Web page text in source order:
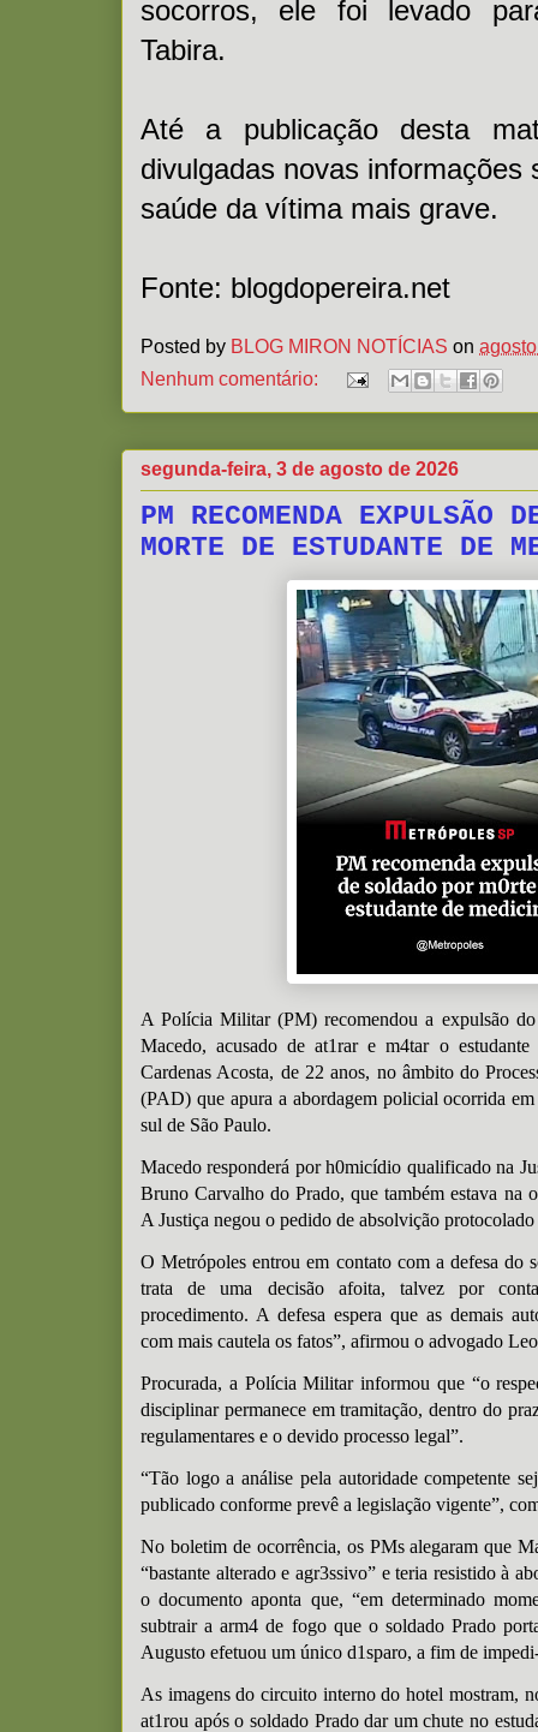
socorros, ele foi levado
Tabira.
Até a publicação desta
divulgadas novas informações
saúde da vítima mais grave.
Fonte: blogdopereira.net
Posted by BLOG MIRON NOTÍCIAS on
Nenhum comentário:
segunda-feira, 3 de agosto de 2026
PM RECOMENDA EXPULSÃO
MORTE DE ESTUDANTE DE
A Polícia Militar (PM) recomendou a expulsão
Macedo, acusado de at1rar e m4tar o
Cardenas Acosta, de 22 anos, no âmbito do
(PAD) que apura a abordagem policial ocorrida
sul de São Paulo.
Macedo responderá por h0micídio qualificado na
Bruno Carvalho do Prado, que também estava na
A Justiça negou o pedido de absolvição
O Metrópoles entrou em contato com a defesa do
trata de uma decisão afoita, talvez por
procedimento. A defesa espera que as demais
com mais cautela os fatos”, afirmou o advogado
Procurada, a Polícia Militar informou que “o
disciplinar permanece em tramitação, dentro do
regulamentares e o devido processo legal”.
“Tão logo a análise pela autoridade competente
publicado conforme prevê a legislação vigente”,
No boletim de ocorrência, os PMs alegaram que
“bastante alterado e agr3ssivo” e teria resistido à
o documento aponta que, “em determinado
subtrair a arm4 de fogo que o soldado Prado
Augusto efetuou um único d1sparo, a fim de
As imagens do circuito interno do hotel mostram,
at1rou após o soldado Prado dar um chute no